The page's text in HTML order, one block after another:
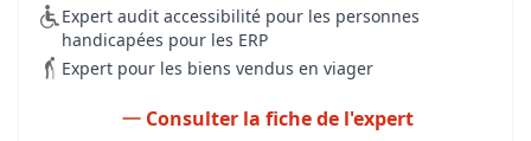
Expert audit accessibilité pour les personnes
handicapées pour les ERP
Expert pour les biens vendus en viager
Consulter la fiche de l'expert